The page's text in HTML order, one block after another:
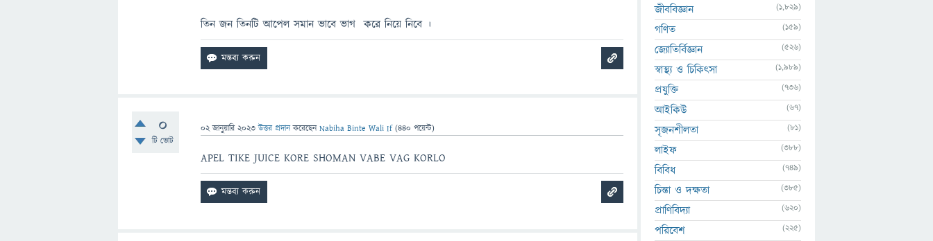
তিন জন তিনটি আপেল সমান ভাবে ভাগ করে নিয়ে নিবে ।
0
টি ভোট
02 জানুয়ারি 2023 উত্তর প্রদান করেছেনNabiha Binte Wali If (440 পয়েন্ট)
APEL TIKE JUICE KORE SHOMAN VABE VAG KORLO
জীববিজ্ঞান (1,829)
গণিত (159)
জ্যোতির্বিজ্ঞান (526)
স্বাস্থ্য ও চিকিৎসা (1,989)
প্রযুক্তি (736)
আইকিউ (67)
সৃজনশীলতা (81)
লাইফ (388)
বিবিধ (749)
চিন্তা ও দক্ষতা (385)
প্রাণিবিদ্যা (620)
পরিবেশ (225)